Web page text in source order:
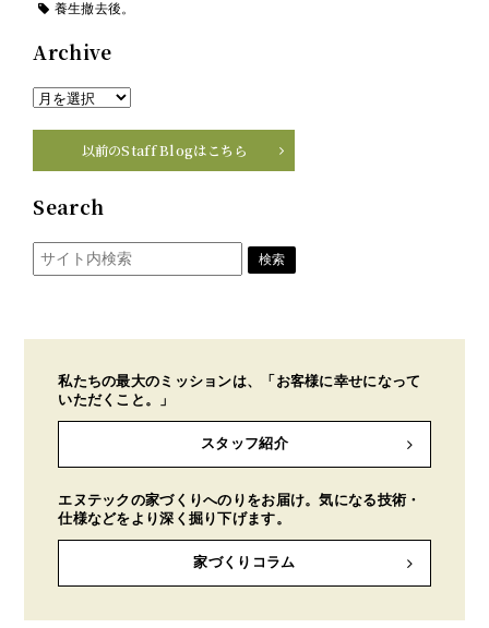
養生撤去後。
Archive
以前のStaff Blogはこちら
Search
私たちの最大のミッションは、「お客様に幸せになって
いただくこと。」
スタッフ紹介
エヌテックの家づくりへのりをお届け。気になる技術・
仕様などをより深く掘り下げます。
家づくりコラム